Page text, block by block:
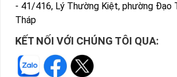
- 41/416, Lý Thường Kiệt, phường Đạo
Tháp
KẾT NỐI VỚI CHÚNG TÔI QUA: